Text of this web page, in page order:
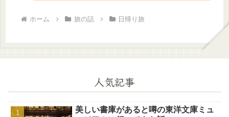
ホーム 旅の話 日帰り旅
人気記事
美しい書庫があると噂の東洋文庫ミュ